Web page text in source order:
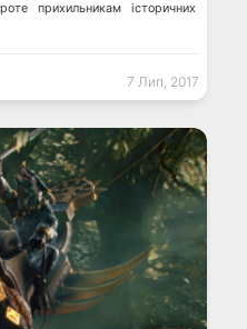
прихильникам історичних
7 Лип, 2017